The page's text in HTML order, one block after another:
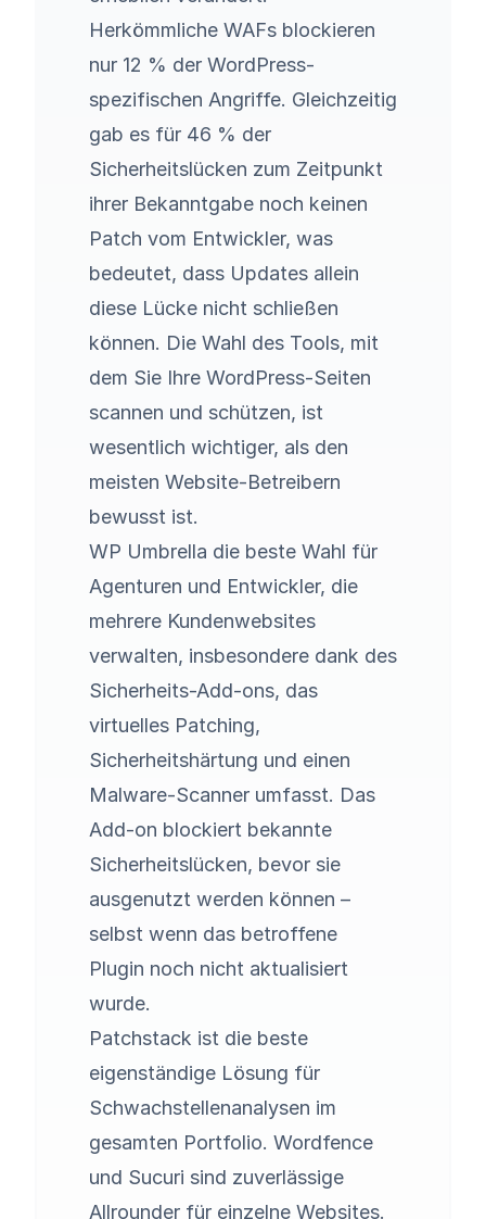
Herkömmliche WAFs blockieren
nur 12 % der WordPress-
spezifischen Angriffe. Gleichzeitig
gab es für 46 % der
Sicherheitslücken zum Zeitpunkt
ihrer Bekanntgabe noch keinen
Patch vom Entwickler, was
bedeutet, dass Updates allein
diese Lücke nicht schließen
können. Die Wahl des Tools, mit
dem Sie Ihre WordPress-Seiten
scannen und schützen, ist
wesentlich wichtiger, als den
meisten Website-Betreibern
bewusst ist.
WP Umbrella die beste Wahl für
Agenturen und Entwickler, die
mehrere Kundenwebsites
verwalten, insbesondere dank des
Sicherheits-Add-ons, das
virtuelles Patching,
Sicherheitshärtung und einen
Malware-Scanner umfasst. Das
Add-on blockiert bekannte
Sicherheitslücken, bevor sie
ausgenutzt werden können –
selbst wenn das betroffene
Plugin noch nicht aktualisiert
wurde.
Patchstack ist die beste
eigenständige Lösung für
Schwachstellenanalysen im
gesamten Portfolio. Wordfence
und Sucuri sind zuverlässige
Allrounder für einzelne Websites.